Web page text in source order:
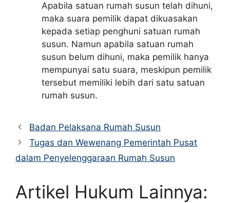
Apabila satuan rumah susun telah dihuni,
maka suara pemilik dapat dikuasakan
kepada setiap penghuni satuan rumah
susun. Namun apabila satuan rumah
susun belum dihuni, maka pemilik hanya
mempunyai satu suara, meskipun pemilik
tersebut memiliki lebih dari satu satuan
rumah susun.
Badan Pelaksana Rumah Susun
Tugas dan Wewenang Pemerintah Pusat
dalam Penyelenggaraan Rumah Susun
Artikel Hukum Lainnya: